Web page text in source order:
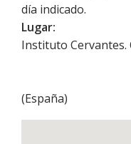
día indicado.
Lugar:
Instituto Cervantes.
(España)